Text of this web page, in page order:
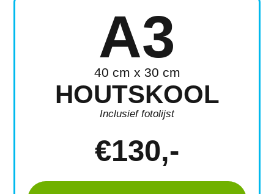
A3
40 cm x 30 cm
HOUTSKOOL
Inclusief fotolijst
€130,-